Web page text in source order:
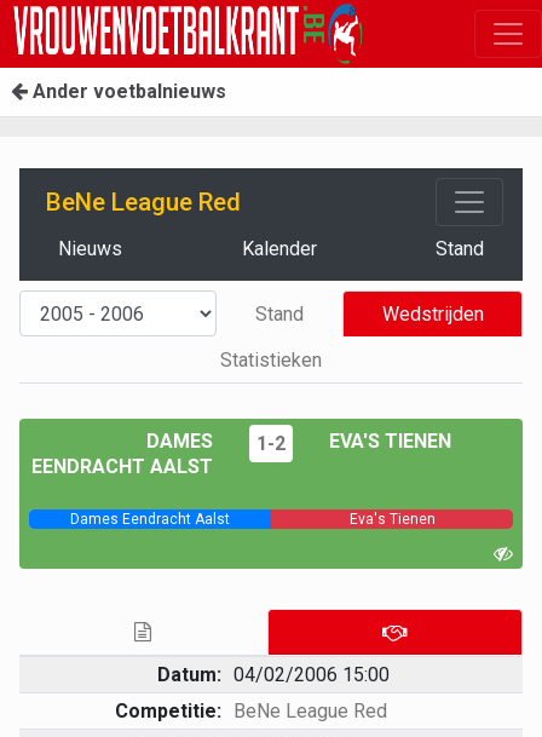
Ander voetbalnieuws
BeNe League Red
Nieuws Kalender Stand
Stand
Wedstrijden
Statistieken
DAMES
EENDRACHT AALST
1-2 EVA'S TIENEN
Dames Eendracht Aalst Eva's Tienen
Datum: 04/02/2006 15:00
Competitie: BeNe League Red